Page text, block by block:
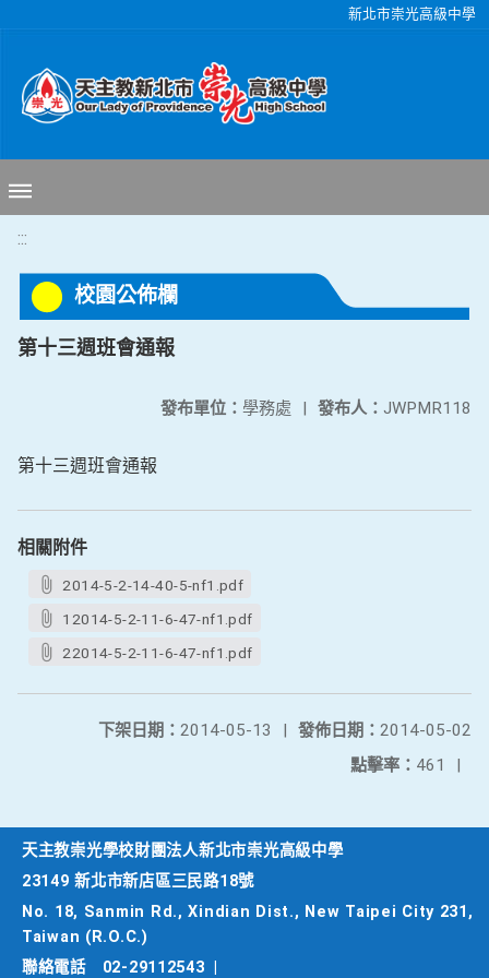
新北市崇光高級中學
:::
校園公佈欄
第十三週班會通報
發布人： JWPMR118
發布單位： 學務處 |
第十三週班會通報
相關附件
2014-5-2-14-40-5-nf1.pdf
12014-5-2-11-6-47-nf1.pdf
22014-5-2-11-6-47-nf1.pdf
發佈日期： 2014-05-02
下架日期： 2014-05-13
|
點擊率： 461 |
天主教崇光學校財團法人新北市崇光高級中學
23149 新北市新店區三民路18號
No. 18, Sanmin Rd., Xindian Dist., New Taipei City 231,
Taiwan (R.O.C.)
聯絡電話
02-29112543